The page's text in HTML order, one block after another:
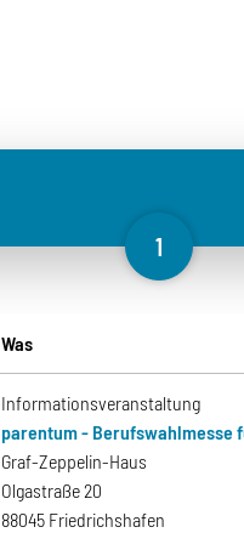
1
Was
Informationsveranstaltung
parentum - Berufswahlmesse
Graf-Zeppelin-Haus
Olgastraße 20
88045 Friedrichshafen